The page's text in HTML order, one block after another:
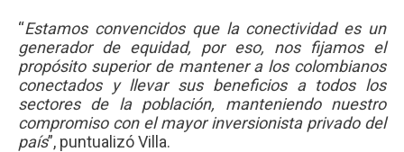
“Estamos convencidos que la conectividad es un
generador de equidad, por eso, nos fijamos el
propósito superior de mantener a los colombianos
conectados y llevar sus beneficios a todos los
sectores de la población, manteniendo nuestro
compromiso con el mayor inversionista privado del
país”, puntualizó Villa.